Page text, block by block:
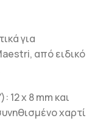
για
από ειδικό
12 x 8 mm και
χαρτί